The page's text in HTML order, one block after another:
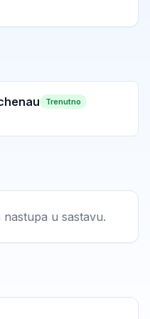
Trenutno
u sastavu.